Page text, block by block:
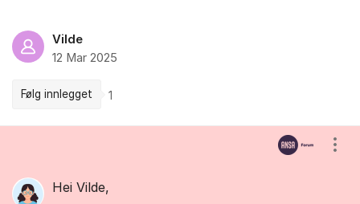
Vilde
12 Mar 2025
Følg innlegget 1
Hei Vilde,
Vis/